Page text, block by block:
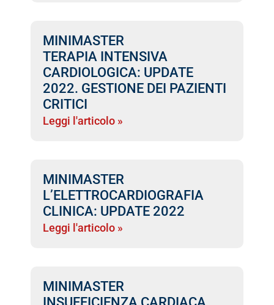
MINIMASTER
TERAPIA INTENSIVA
CARDIOLOGICA: UPDATE
2022. GESTIONE DEI PAZIENTI
CRITICI
Leggi l'articolo »
MINIMASTER
L’ELETTROCARDIOGRAFIA
CLINICA: UPDATE 2022
Leggi l'articolo »
MINIMASTER